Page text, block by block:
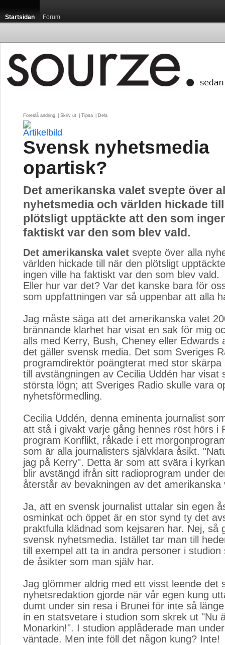
Startsidan Forum
Föreslå ändring Skriv ut Tipsa Dela
Svensk nyhetsmedia
opartisk?
Det amerikanska valet svepte över
nyhetsmedia och världen hickade
plötsligt upptäckte att den som
faktiskt var den som blev vald.
Det amerikanska valet svepte över alla
världen hickade till när den plötsligt
ingen ville ha faktiskt var den som blev vald.
Eller hur var det? Var det kanske bara för
som uppfattningen var så uppenbar att alla
Jag måste säga att det amerikanska valet
brännande klarhet har visat en sak för mig
alls med Kerry, Bush, Cheney eller Edwards
det gäller svensk media. Det som Sveriges
programdirektör poängterat med stor skärpa
till avstängningen av Cecilia Uddén har visat
största lögn; att Sveriges Radio skulle vara
nyhetsförmedling.
Cecilia Uddén, denna eminenta journalist
att stå i givakt varje gång hennes röst hörs i
program Konflikt, råkade i ett
som är alla journalisters självklara åsikt.
jag på Kerry". Detta är som att svära i
blir avstängd ifrån sitt radioprogram under
återstår av bevakningen av det amerikanska
Ja, att en svensk journalist uttalar sin egen
osminkat och öppet är en stor synd ty det
praktfulla klädnad som kejsaren har. Nej, så
svensk nyhetsmedia. Istället tar man till
till exempel att ta in andra personer i
de åsikter som man själv har.
Jag glömmer aldrig med ett visst leende det
nyhetsredaktion gjorde när vår egen kung
dumt under sin resa i Brunei för inte så
in en statsvetare i studion som skrek ut "Nu
Monarkin!". I studion applåderade man
väntade. Men inte föll det någon kung? Inte!